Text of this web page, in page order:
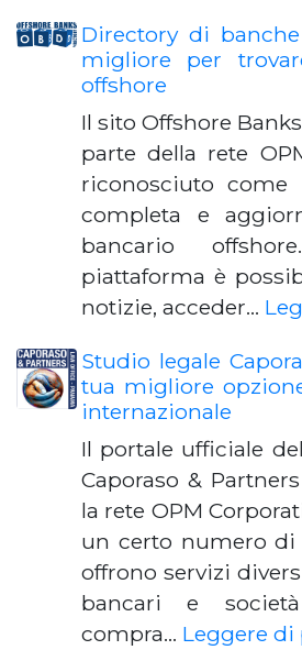
Directory di
migliore per
offshore
Il sito Offshore
parte della rete
riconosciuto
completa e
bancario
piattaforma è
notizie, acceder…
Studio legale
tua migliore
internazionale
Il portale ufficiale
Caporaso &
la rete OPM
un certo numero di
offrono servizi
bancari e
compra… Leggere di